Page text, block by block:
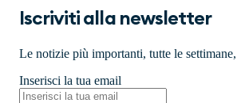
Iscriviti alla newsletter
Le notizie più importanti, tutte le
Inserisci la tua email